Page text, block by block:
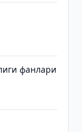
фанлари